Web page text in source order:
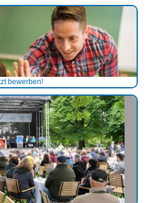
bewerben!